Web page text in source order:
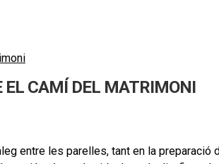
EL CAMÍ DEL MATRIMONI
entre les parelles, tant en la